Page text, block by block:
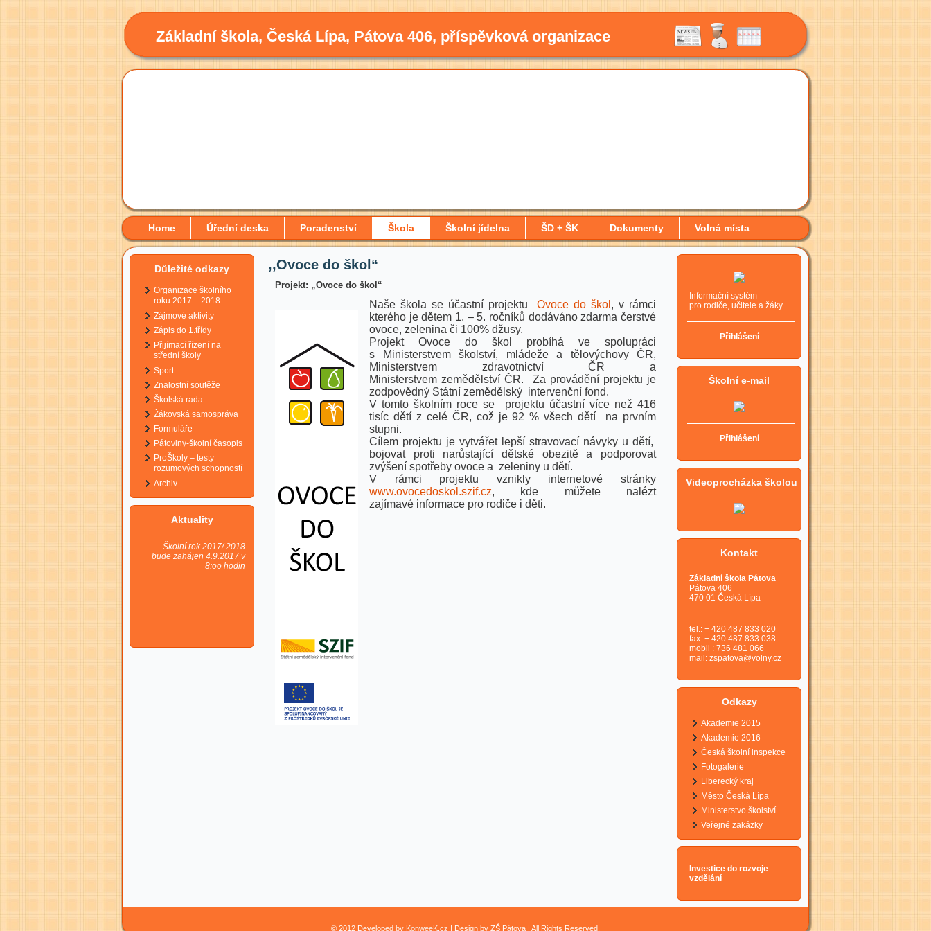
Základní škola, Česká Lípa, Pátova 406, příspěvková organizace
Home Úřední deska Poradenství Škola Školní jídelna ŠD + ŠK Dokumenty Volná místa
Důležité odkazy
Organizace školního
roku 2017 – 2018
Zájmové aktivity
Zápis do 1.třídy
Přijímací řízení na
střední školy
Sport
Znalostní soutěže
Školská rada
Žákovská samospráva
Formuláře
Pátoviny-školní časopis
ProŠkoly – testy
rozumových schopností
Archiv
Aktuality
Školní rok 2017/ 2018
bude zahájen 4.9.2017 v
8:oo hodin
,,Ovoce do škol“
Projekt: „Ovoce do škol“
Naše škola se účastní projektuOvoce do škol , v rámci
kterého je dětem 1. – 5. ročníků dodáváno zdarma čerstvé
ovoce, zelenina či 100% džusy.
Projekt Ovoce do škol probíhá ve spolupráci
s Ministerstvem školství, mládeže a tělovýchovy ČR,
Ministerstvem zdravotnictví ČR a
Ministerstvem zemědělství ČR. Za provádění projektu je
zodpovědný Státní zemědělský intervenční fond.
V tomto školním roce se projektu účastní více než 416
tisíc dětí z celé ČR, což je 92 % všech dětí na prvním
stupni.
Cílem projektu je vytvářet lepší stravovací návyky u dětí,
bojovat proti narůstající dětské obezitě a podporovat
zvýšení spotřeby ovoce a zeleniny u dětí.
V rámci projektu vznikly internetové stránky
www.ovocedoskol.szif.cz, kde můžete nalézt
zajímavé informace pro rodiče i děti.
Informační systém
pro rodiče, učitele a žáky.
Přihlášení
Školní e-mail
Přihlášení
Videoprocházka školou
Kontakt
Základní škola Pátova
Pátova 406
470 01 Česká Lípa
tel.: + 420 487 833 020
fax: + 420 487 833 038
mobil : 736 481 066
mail: zspatova@volny.cz
Odkazy
Akademie 2015
Akademie 2016
Česká školní inspekce
Fotogalerie
Liberecký kraj
Město Česká Lípa
Ministerstvo školství
Veřejné zakázky
Investice do rozvoje
vzdělání
© 2012 Developed by KonweeK.cz | Design by ZŠ Pátova | All Rights Reserved.